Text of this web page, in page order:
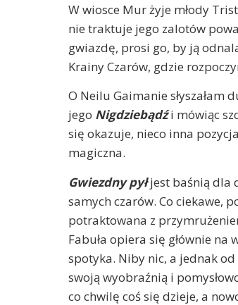
W wiosce Mur żyje młody
nie traktuje jego zalotów
gwiazdę, prosi go, by ją
Krainy Czarów, gdzie
O Neilu Gaimanie słyszałam
jego Nigdziebądźi mówiąc
się okazuje, nieco inna
magiczna.
Gwiezdny pyłjest baśnią dla
samych czarów. Co ciekawe,
potraktowana z
Fabuła opiera się głównie na
spotyka. Niby nic, a jednak
swoją wyobraźnią i
co chwilę coś się dzieje, a